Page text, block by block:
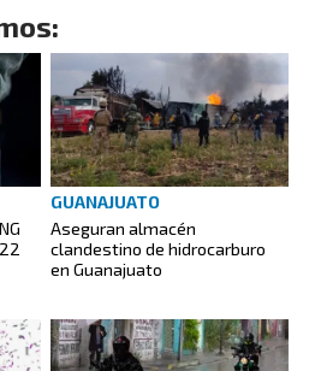
GUANAJUATO
Aseguran almacén
clandestino de hidrocarburo
en Guanajuato